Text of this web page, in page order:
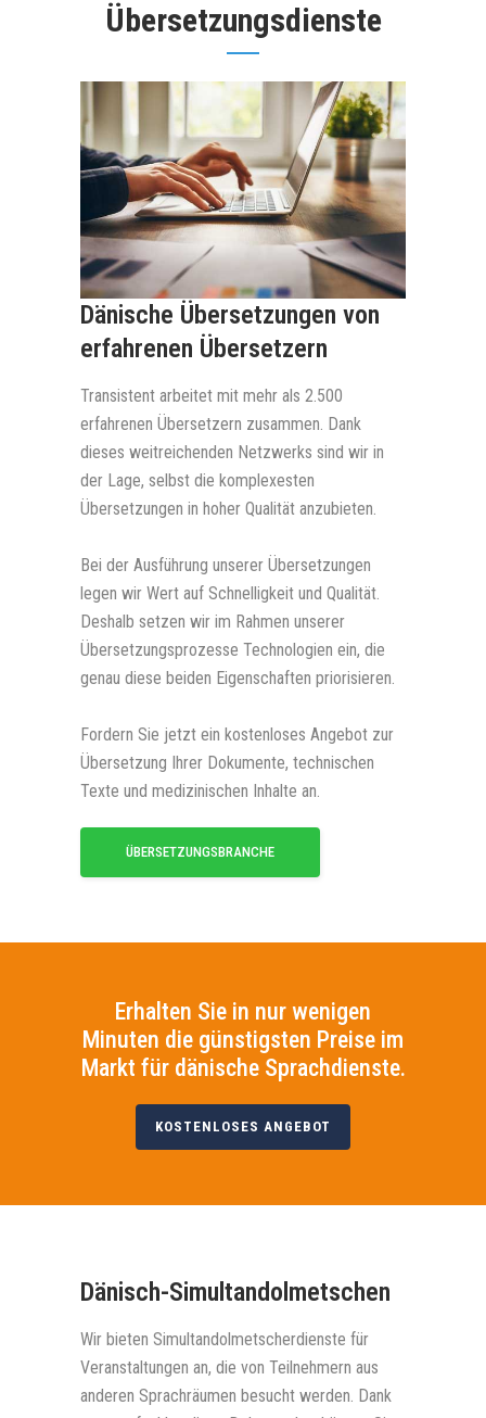
Übersetzungsdienste
Dänische Übersetzungen von
erfahrenen Übersetzern
Transistent arbeitet mit mehr als 2.500
erfahrenen Übersetzern zusammen. Dank
dieses weitreichenden Netzwerks sind wir in
der Lage, selbst die komplexesten
Übersetzungen in hoher Qualität anzubieten.
Bei der Ausführung unserer Übersetzungen
legen wir Wert auf Schnelligkeit und Qualität.
Deshalb setzen wir im Rahmen unserer
Übersetzungsprozesse Technologien ein, die
genau diese beiden Eigenschaften priorisieren.
Fordern Sie jetzt ein kostenloses Angebot zur
Übersetzung Ihrer Dokumente, technischen
Texte und medizinischen Inhalte an.
ÜBERSETZUNGSBRANCHE
Erhalten Sie in nur wenigen
Minuten die günstigsten Preise im
Markt für dänische Sprachdienste.
KOSTENLOSES ANGEBOT
Dänisch-Simultandolmetschen
Wir bieten Simultandolmetscherdienste für
Veranstaltungen an, die von Teilnehmern aus
anderen Sprachräumen besucht werden. Dank